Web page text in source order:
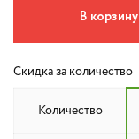
В корзину
Скидка за количество
Количество